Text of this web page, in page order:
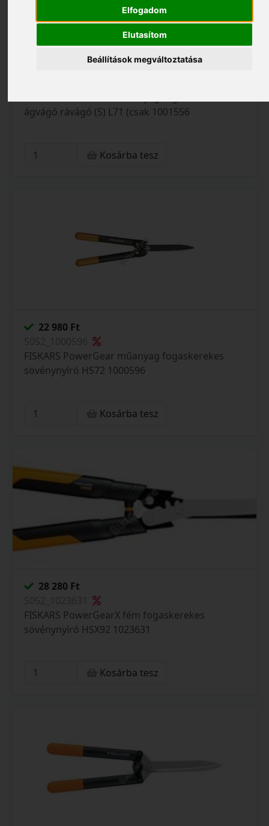
Elfogadom
Elutasítom
Beállítások megváltoztatása
ágvágó rávágó (S) L71 (csak 1001556
Kosárba tesz
22 980 Ft
FISKARS PowerGear műanyag fogaskerekes
sövénynyíró HS72 1000596
Kosárba tesz
28 280 Ft
FISKARS PowerGearX fém fogaskerekes
sövénynyíró HSX92 1023631
Kosárba tesz